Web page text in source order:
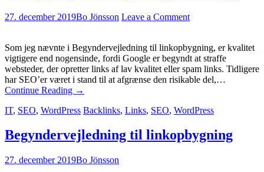
27. december 2019Bo Jönsson Leave a Comment
Som jeg nævnte i Begyndervejledning til linkopbygning, er kvalitet
vigtigere end nogensinde, fordi Google er begyndt at straffe
websteder, der opretter links af lav kvalitet eller spam links. Tidligere
har SEO’er været i stand til at afgrænse den risikable del,…
Continue Reading →
IT, SEO, WordPress Backlinks, Links, SEO, WordPress
Begyndervejledning til linkopbygning
27. december 2019Bo Jönsson